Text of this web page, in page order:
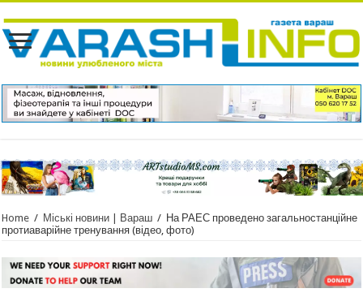
Home / Міські новини | Вараш / На РАЕС проведено загальностанційне
протиаварійне тренування (відео, фото)